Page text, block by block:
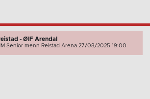
- ØIF Arendal
Senior menn Reistad Arena 27/08/2025 19:00